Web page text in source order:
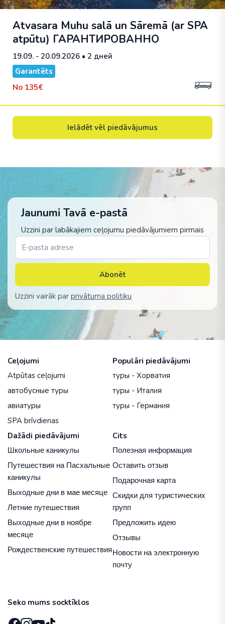
Atvasara Muhu salā un Sāremā (ar SPA
atpūtu) ГАРАНТИРОВАННО
19.09. - 20.09.2026 • 2 дней
Garantēts
No 135€
Ielādēt vēl piedāvājumus
Jaunumi Tavā e-pastā
Uzzini par labākajiem ceļojumu piedāvājumiem pirmais
Abonēt
Uzzini vairāk par privātuma politiku
Ceļojumi
Atpūtas ceļojumi
автобусные туры
авиатуры
SPA brīvdienas
Populāri piedāvājumi
туры - Хорватия
туры - Италия
туры - Германия
Dažādi piedāvājumi
Школьные каникулы
Путешествия на Пасхальные
каникулы
Выходные дни в мае месяце
Летние путешествия
Выходные дни в ноябре
месяце
Рождественские путешествия
Cits
Полезная информация
Оставить отзыв
Подарочная карта
Скидки для туристических
групп
Предложить идею
Отзывы
Новости на электронную
почту
Seko mums socktīklos